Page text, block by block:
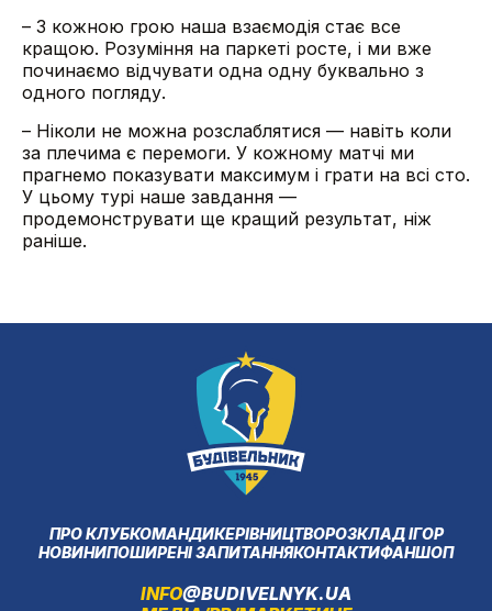
– З кожною грою наша взаємодія стає все
кращою. Розуміння на паркеті росте, і ми вже
починаємо відчувати одна одну буквально з
одного погляду.
– Ніколи не можна розслаблятися — навіть коли
за плечима є перемоги. У кожному матчі ми
прагнемо показувати максимум і грати на всі сто.
У цьому турі наше завдання —
продемонструвати ще кращий результат, ніж
раніше.
ПРО КЛУБКОМАНДИКЕРІВНИЦТВОРОЗКЛАД ІГОР
НОВИНИПОШИРЕНІ ЗАПИТАННЯКОНТАКТИФАНШОП
INFO@BUDIVELNYK.UA